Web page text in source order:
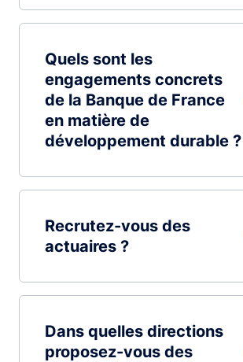
Quels sont les
engagements concrets
de la Banque de France
en matière de
développement durable ?
Recrutez-vous des
actuaires ?
Dans quelles directions
proposez-vous des